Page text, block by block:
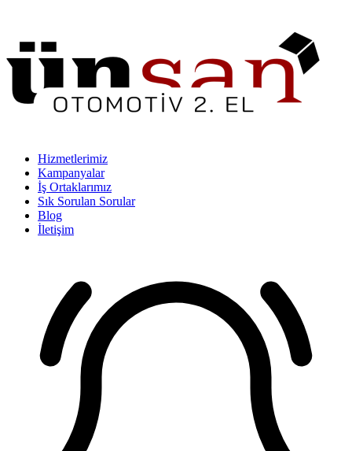
Hizmetlerimiz
Kampanyalar
İş Ortaklarımız
Sık Sorulan Sorular
Blog
İletişim